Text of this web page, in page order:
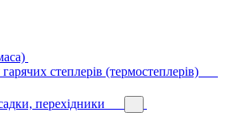
степлерів (термостеплерів)
перехідники